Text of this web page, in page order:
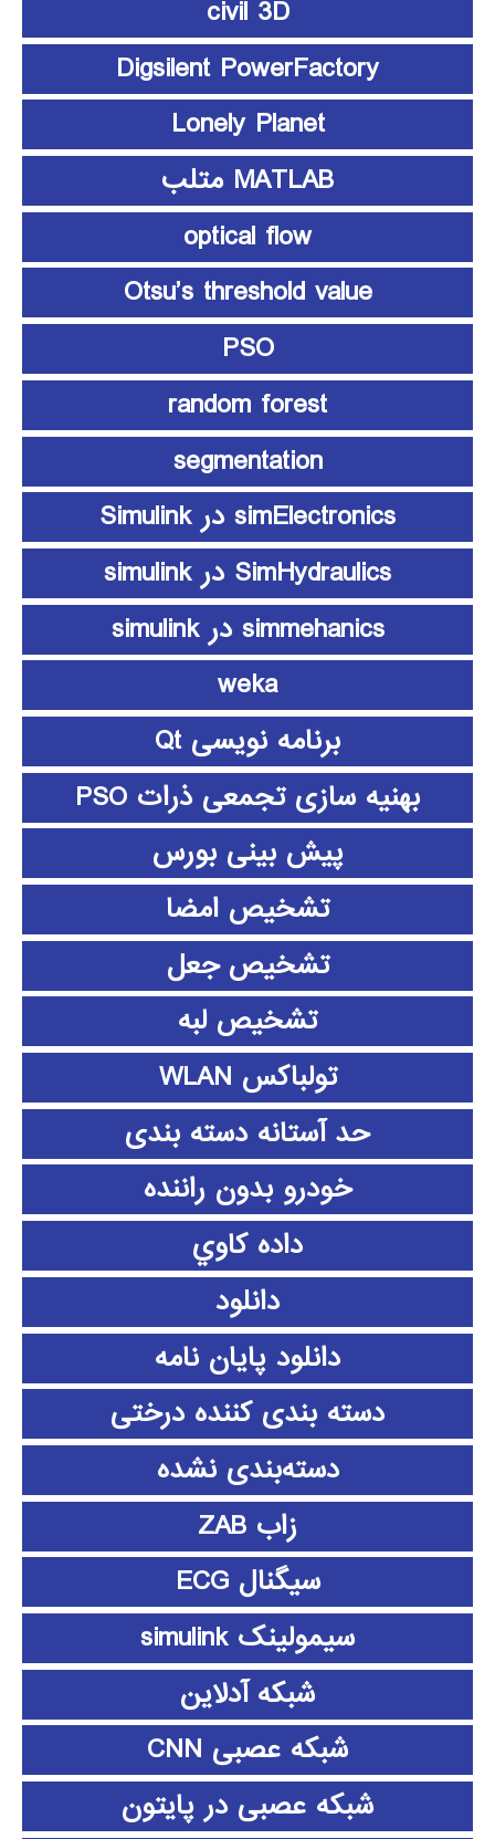
civil 3D
Digsilent PowerFactory
Lonely Planet
MATLAB متلب
optical flow
Otsu’s threshold value
PSO
random forest
segmentation
simElectronics در Simulink
SimHydraulics در simulink
simmehanics در simulink
weka
برنامه نویسی Qt
بهنیه سازی تجمعی ذرات PSO
پیش بینی بورس
تشخیص امضا
تشخیص جعل
تشخیص لبه
تولباکس WLAN
حد آستانه دسته بندی
خودرو بدون راننده
داده كاوي
دانلود
دانلود پايان نامه
دسته بندی کننده درختی
دسته‌بندی نشده
زاب ZAB
سیگنال ECG
سیمولینک simulink
شبکه آدلاین
شبکه عصبی CNN
شبکه عصبی در پایتون